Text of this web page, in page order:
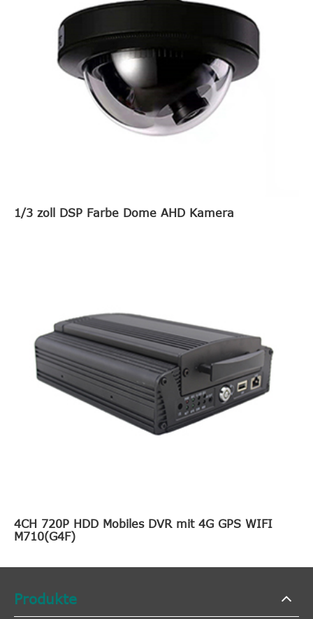
1/3 zoll DSP Farbe Dome AHD Kamera
4CH 720P HDD Mobiles DVR mit 4G GPS WIFI
M710(G4F)
Produkte